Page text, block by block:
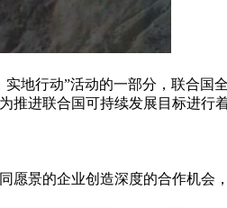
地行动”活动的一部分，联合国
进联合国可持续发展目标进行
景的企业创造深度的合作机会